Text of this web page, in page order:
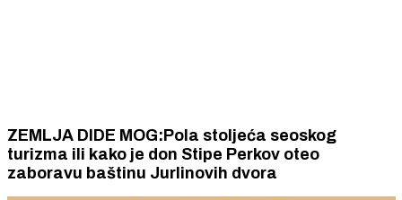
ZEMLJA DIDE MOG:Pola stoljeća seoskog
turizma ili kako je don Stipe Perkov oteo
zaboravu baštinu Jurlinovih dvora